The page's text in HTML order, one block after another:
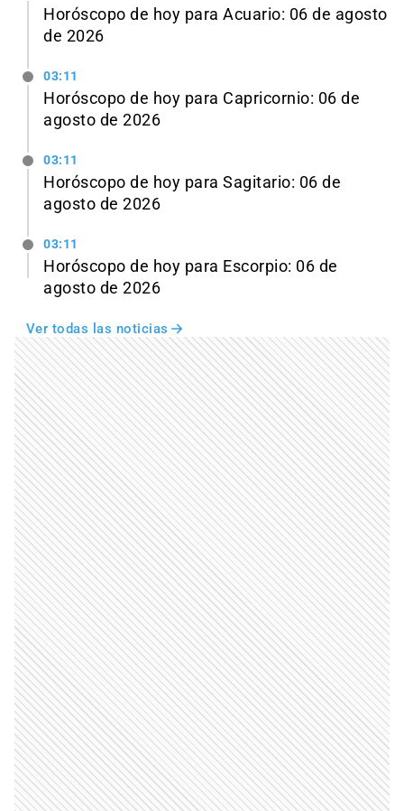
Horóscopo de hoy para Acuario: 06 de agosto
de 2026
03:11
Horóscopo de hoy para Capricornio: 06 de
agosto de 2026
03:11
Horóscopo de hoy para Sagitario: 06 de
agosto de 2026
03:11
Horóscopo de hoy para Escorpio: 06 de
agosto de 2026
Ver todas las noticias